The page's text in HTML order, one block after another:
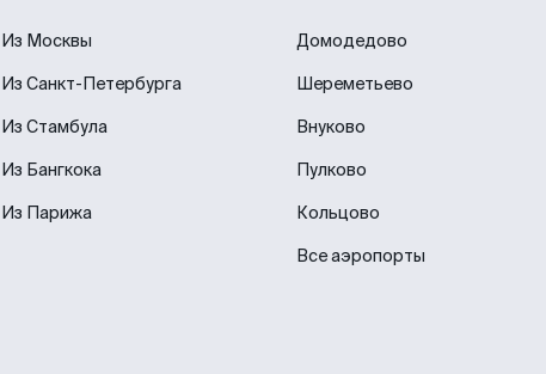
Из Москвы
Из Санкт-Петербурга
Из Стамбула
Из Бангкока
Из Парижа
Домодедово
Шереметьево
Внуково
Пулково
Кольцово
Все аэропорты